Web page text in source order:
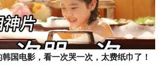
国电影，看一次哭一次，太费纸巾了！